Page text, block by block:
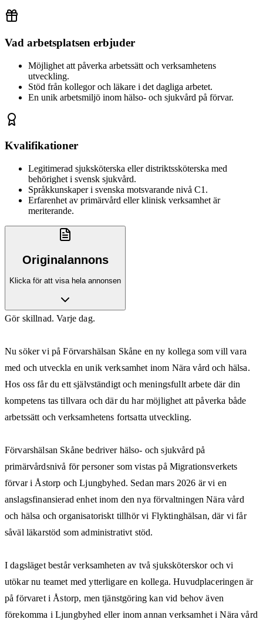
Vad arbetsplatsen erbjuder
Möjlighet att påverka arbetssätt och verksamhetens
utveckling.
Stöd från kollegor och läkare i det dagliga arbetet.
En unik arbetsmiljö inom hälso- och sjukvård på förvar.
Kvalifikationer
Legitimerad sjuksköterska eller distriktssköterska med
behörighet i svensk sjukvård.
Språkkunskaper i svenska motsvarande nivå C1.
Erfarenhet av primärvård eller klinisk verksamhet är
meriterande.
Originalannons
Klicka för att visa hela annonsen
Gör skillnad. Varje dag.
Nu söker vi på Förvarshälsan Skåne en ny kollega som vill vara
med och utveckla en unik verksamhet inom Nära vård och hälsa.
Hos oss får du ett självständigt och meningsfullt arbete där din
kompetens tas tillvara och där du har möjlighet att påverka både
arbetssätt och verksamhetens fortsatta utveckling.
Förvarshälsan Skåne bedriver hälso- och sjukvård på
primärvårdsnivå för personer som vistas på Migrationsverkets
förvar i Åstorp och Ljungbyhed. Sedan mars 2026 är vi en
anslagsfinansierad enhet inom den nya förvaltningen Nära vård
och hälsa och organisatoriskt tillhör vi Flyktinghälsan, där vi får
såväl läkarstöd som administrativt stöd.
I dagsläget består verksamheten av två sjuksköterskor och vi
utökar nu teamet med ytterligare en kollega. Huvudplaceringen är
på förvaret i Åstorp, men tjänstgöring kan vid behov även
förekomma i Ljungbyhed eller inom annan verksamhet i Nära vård